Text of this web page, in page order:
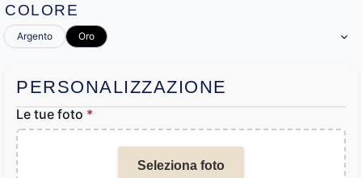
COLORE
Argento Oro
PERSONALIZZAZIONE
Le tue foto *
Seleziona foto